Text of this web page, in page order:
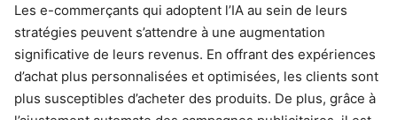
Les e-commerçants qui adoptent l’IA au sein de leurs
stratégies peuvent s’attendre à une augmentation
significative de leurs revenus. En offrant des expériences
d’achat plus personnalisées et optimisées, les clients sont
plus susceptibles d’acheter des produits. De plus, grâce à